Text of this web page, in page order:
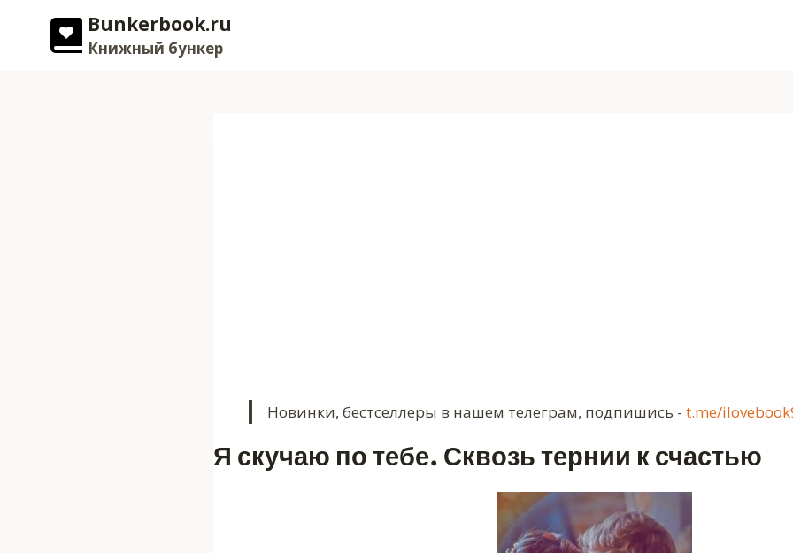
содержимому
Bunkerbook.ru
Книжный бункер
Новинки, бестселлеры в нашем телеграм, подпишись - t.me/
Я скучаю по тебе. Сквозь тернии к счастью